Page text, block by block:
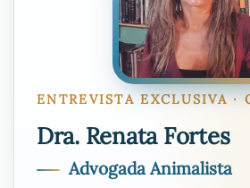
ENTREVISTA EXCLUSIVA ·
Dra. Renata Fortes
Advogada Animalista